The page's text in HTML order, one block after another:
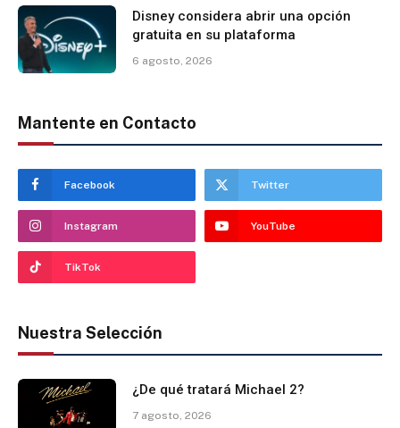
Disney considera abrir una opción
gratuita en su plataforma
6 agosto, 2026
Mantente en Contacto
Facebook Twitter
Instagram YouTube
TikTok
Nuestra Selección
¿De qué tratará Michael 2?
7 agosto, 2026